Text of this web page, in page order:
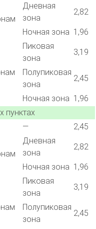
Дневная
зона
2,82
Ночная зона 1,96
Пиковая
зона
3,19
Полупиковая
зона
2,45
Ночная зона 1,96
пунктах
—
2,45
Дневная
зона
2,82
Ночная зона 1,96
Пиковая
зона
3,19
Полупиковая
зона
2,45